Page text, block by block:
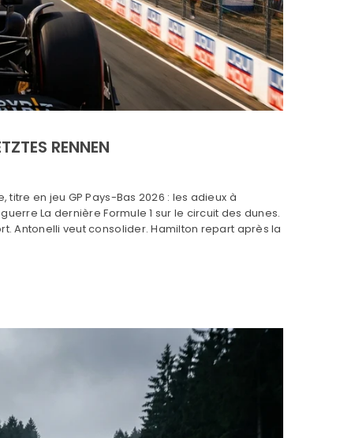
RENNEN
en jeu GP Pays-Bas 2026 : les adieux à
La dernière Formule 1 sur le circuit des dunes.
Antonelli veut consolider. Hamilton repart après la